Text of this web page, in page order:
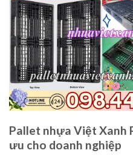
Pallet nhựa Việt Xanh
ưu cho doanh nghiệp